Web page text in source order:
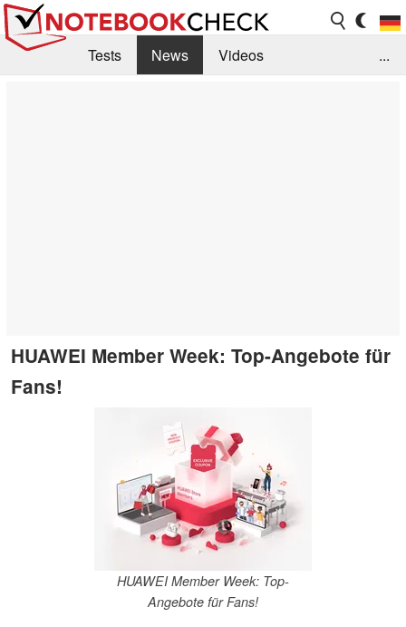
Tests News
Videos
...
HUAWEI Member Week: Top-Angebote für
Fans!
HUAWEI Member Week: Top-
Angebote für Fans!